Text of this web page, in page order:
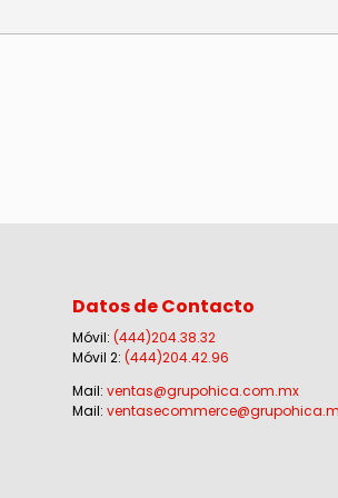
Datos de Contacto
Móvil: (444)204.38.32
Móvil 2: (444)204.42.96
Mail: ventas@grupohica.com.mx
Mail: